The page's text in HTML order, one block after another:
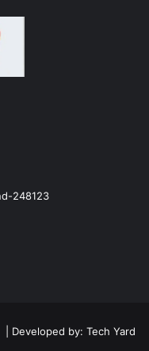
248123
| Developed by: Tech Yard